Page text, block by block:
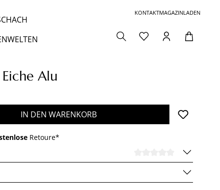
KONTAKTMAGAZINLADEN
Alu
gewünschten Wert ein oder benutze
IN DEN WARENKORB
Retoure*